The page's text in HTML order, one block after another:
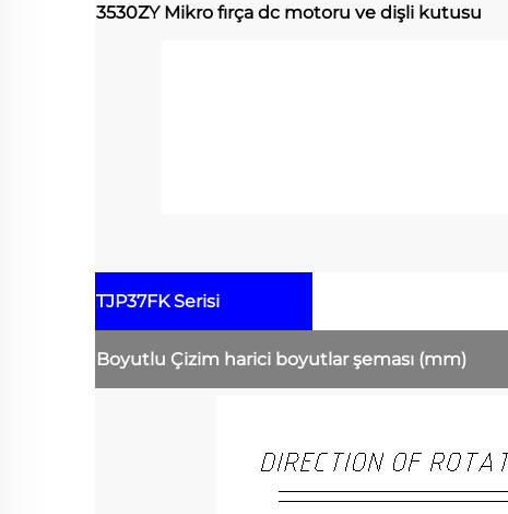
3530ZY Mikro fırça dc motoru ve dişli kutusu
TJP37FK Serisi
Boyutlu Çizim harici boyutlar şeması (mm)